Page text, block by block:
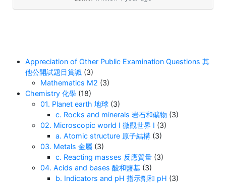
若不用这个方程，需要先用v = u + at求u，多一个
步骤。 结论 教材通常只重点介绍最常用的三四个
方程，第五个(s = vt – ½ at²)被省略的原因是：
但掌握全部五个方程能让你解题更灵活！
Appreciation of Other Public Examination Questions 其
他公開試題目賞識 (3)
Mathematics M2 (3)
Chemistry 化學 (18)
01. Planet earth 地球 (3)
c. Rocks and minerals 岩石和礦物 (3)
02. Microscopic world I 微觀世界 I (3)
a. Atomic structure 原子結構 (3)
03. Metals 金屬 (3)
c. Reacting masses 反應質量 (3)
04. Acids and bases 酸和鹽基 (3)
b. Indicators and pH 指示劑和 pH (3)